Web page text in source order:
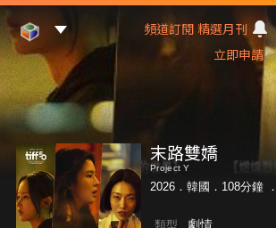
Mod Web頻道訂閱
立即申請
精選月刊
末路雙嬌
Project Y
2026．韓國．108分鐘 ．
類型 劇情